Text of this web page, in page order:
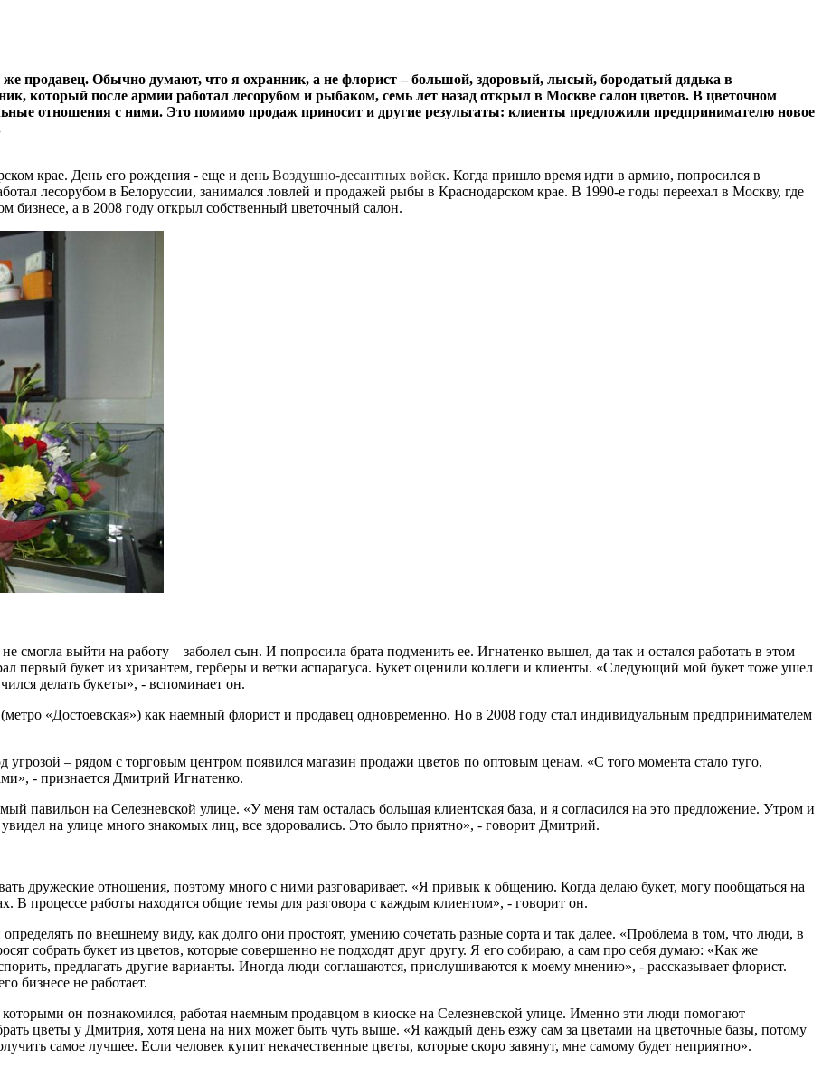
продавец. Обычно думают, что я охранник, а не флорист – большой, здоровый, лысый, бородатый дядька в
который после армии работал лесорубом и рыбаком, семь лет назад открыл в Москве салон цветов. В цветочном
отношения с ними. Это помимо продаж приносит и другие результаты: клиенты предложили предпринимателю новое
крае. День его рождения - еще и день Воздушно-десантных войск. Когда пришло время идти в армию, попросился в
лесорубом в Белоруссии, занимался ловлей и продажей рыбы в Краснодарском крае. В 1990-е годы переехал в Москву, где
бизнесе, а в 2008 году открыл собственный цветочный салон.
смогла выйти на работу – заболел сын. И попросила брата подменить ее. Игнатенко вышел, да так и остался работать в этом
первый букет из хризантем, герберы и ветки аспарагуса. Букет оценили коллеги и клиенты. «Следующий мой букет тоже ушел
делать букеты», - вспоминает он.
«Достоевская») как наемный флорист и продавец одновременно. Но в 2008 году стал индивидуальным предпринимателем
угрозой – рядом с торговым центром появился магазин продажи цветов по оптовым ценам. «С того момента стало туго,
- признается Дмитрий Игнатенко.
павильон на Селезневской улице. «У меня там осталась большая клиентская база, и я согласился на это предложение. Утром и
на улице много знакомых лиц, все здоровались. Это было приятно», - говорит Дмитрий.
дружеские отношения, поэтому много с ними разговаривает. «Я привык к общению. Когда делаю букет, могу пообщаться на
процессе работы находятся общие темы для разговора с каждым клиентом», - говорит он.
по внешнему виду, как долго они простоят, умению сочетать разные сорта и так далее. «Проблема в том, что люди, в
собрать букет из цветов, которые совершенно не подходят друг другу. Я его собираю, а сам про себя думаю: «Как же
предлагать другие варианты. Иногда люди соглашаются, прислушиваются к моему мнению», - рассказывает флорист.
бизнесе не работает.
он познакомился, работая наемным продавцом в киоске на Селезневской улице. Именно эти люди помогают
цветы у Дмитрия, хотя цена на них может быть чуть выше. «Я каждый день езжу сам за цветами на цветочные базы, потому
самое лучшее. Если человек купит некачественные цветы, которые скоро завянут, мне самому будет неприятно».